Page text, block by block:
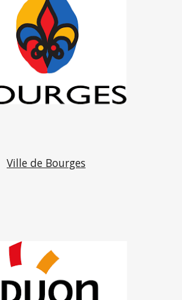
Ville de Bourges